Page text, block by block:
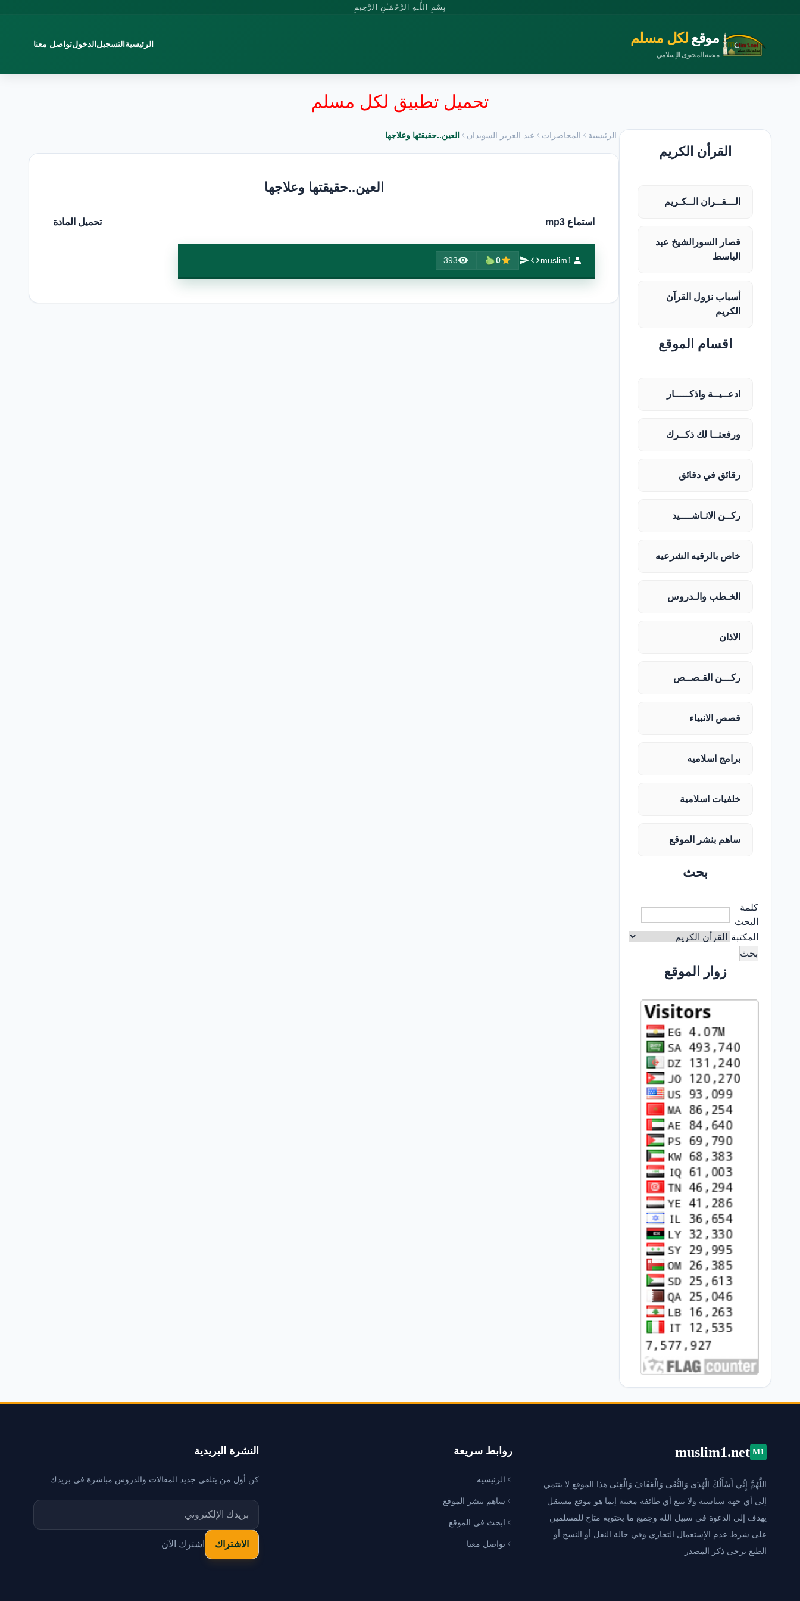
بِسْمِ اللَّـهِ الرَّحْمَـٰنِ الرَّحِيمِ
موقع لكل مسلم
منصة المحتوى الإسلامي
الرئيسية التسجيل الدخولتواصل معنا
تحميل تطبيق لكل مسلم
القرأن الكريم
الـــقــران الــكـريم
قصار السورالشيخ عبد
الباسط
أسباب نزول القرآن
الكريم
اقسام الموقع
ادعــيــة واذكـــــار
ورفعنــا لك ذكــرك
رقائق في دقائق
ركــن الانـاشــــيد
خاص بالرقيه الشرعيه
الخـطب والـدروس
الاذان
ركـــن القـصــص
قصص الانبياء
برامج اسلاميه
خلفيات اسلامية
ساهم بنشر الموقع
بحث
كلمة
البحث
المكتبة
زوار الموقع
الرئيسية المحاضرات عبد العزيز السويدان العين..حقيقتها وعلاجها
العين..حقيقتها وعلاجها
استماع mp3 تحميل المادة
muslim1
0
393
M1
muslim1.net
اللَّهُمَّ إِنِّي أَسْأَلُكَ الْهُدَى وَالتُّقَى وَالْعَفَافَ وَالْغِنَى هذا الموقع لا ينتمي
إلى أي جهة سياسية ولا يتبع أي طائفة معينة إنما هو موقع مستقل
يهدف إلى الدعوة في سبيل الله وجميع ما يحتويه متاح للمسلمين
على شرط عدم الإستعمال التجاري وفي حالة النقل أو النسخ أو
الطبع يرجى ذكر المصدر
روابط سريعة
الرئيسيه
ساهم بنشر الموقع
ابحث في الموقع
تواصل معنا
النشرة البريدية
كن أول من يتلقى جديد المقالات والدروس مباشرة في بريدك.
اشترك الآن